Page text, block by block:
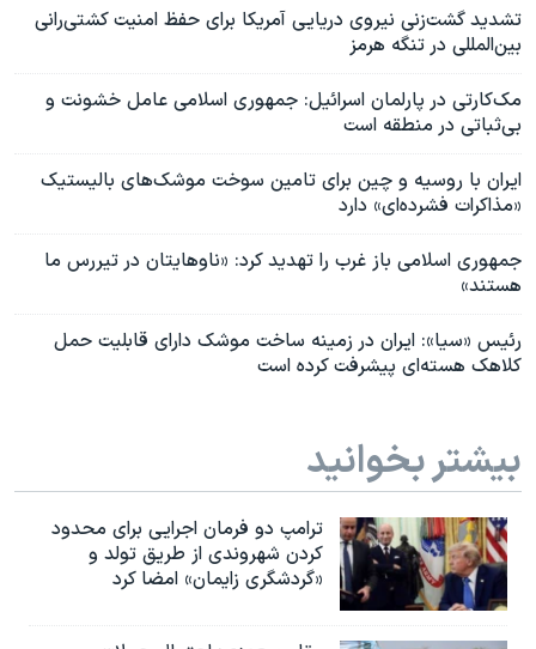
تشدید گشت‌زنی نیروی دریایی آمریکا برای حفظ امنیت کشتی‌رانی
بین‌المللی در تنگه هرمز
مک‌کارتی در پارلمان اسرائیل: جمهوری اسلامی عامل خشونت و
بی‌ثباتی در منطقه است
ایران با روسیه و چین برای تامین سوخت موشک‌های بالیستیک
«مذاکرات فشرده‌ای» دارد
جمهوری اسلامی باز غرب را تهدید کرد: «ناوهایتان در تیررس ما
هستند»
رئیس «سیا»: ایران در زمینه ساخت موشک دارای قابلیت حمل
کلاهک هسته‌ای پیشرفت کرده است
بیشتر بخوانید
ترامپ دو فرمان اجرایی برای محدود
کردن شهروندی از طریق تولد و
«گردشگری زایمان» امضا کرد